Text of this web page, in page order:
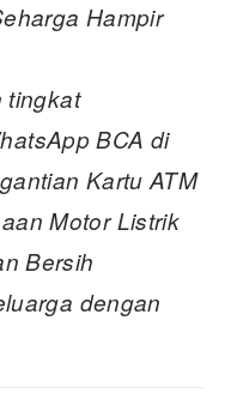
Hampir
tingkat
BCA di
Kartu ATM
Motor Listrik
Bersih
dengan